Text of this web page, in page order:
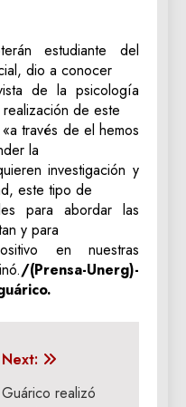
estudiante del
dio a conocer
de la psicología
de este
través de el hemos
la
investigación y
este tipo de
para abordar las
y para
en nuestras
/(Prensa-Unerg)-
Next:
Guárico realizó